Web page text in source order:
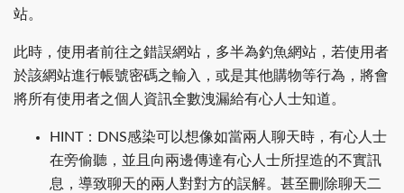
站。
此時，使用者前往之錯誤網站，多半為釣魚網站，若使用者
於該網站進行帳號密碼之輸入，或是其他購物等行為，將會
將所有使用者之個人資訊全數洩漏給有心人士知道。
HINT：DNS感染可以想像如當兩人聊天時，有心人士
在旁偷聽，並且向兩邊傳達有心人士所捏造的不實訊
息，導致聊天的兩人對對方的誤解。甚至刪除聊天二